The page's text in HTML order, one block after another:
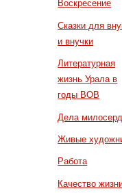
Воскресение
Сказки для
и внучки
Литературная
жизнь Урала в
годы ВОВ
Дела
Живые
Работа
Качество